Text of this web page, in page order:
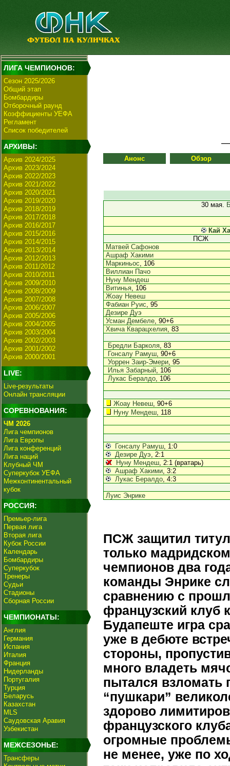
ЛИГА ЧЕМПИОНОВ:
Сезон 2025/2026
Общий этап
Бомбардиры
Отборочный раунд
Коэффициенты УЕФА
Регламент
Список победителей
АРХИВЫ:
Архив 2024/2025
Архив 2023/2024
Архив 2022/2023
Архив 2021/2022
Архив 2020/2021
Архив 2019/2020
Архив 2018/2019
Архив 2017/2018
Архив 2016/2017
Архив 2015/2016
Архив 2014/2015
Архив 2013/2014
Архив 2012/2013
Архив 2011/2012
Архив 2010/2011
Архив 2009/2010
Архив 2008/2009
Архив 2007/2008
Архив 2006/2007
Архив 2005/2006
Архив 2004/2005
Архив 2003/2004
Архив 2002/2003
Архив 2001/2002
Архив 2000/2001
LIVE:
Live-результаты
Онлайн трансляции
СОРЕВНОВАНИЯ:
ЧМ 2026
Лига чемпионов
Лига Европы
Лига конференций
Лига наций
Клубный ЧМ
Суперкубок УЕФА
Межконтинентальный
кубок
РОССИЯ:
Премьер-лига
Первая лига
Вторая лига
Кубок России
Календарь
Бомбардиры
Суперкубок
Тренеры
Судьи
Стадионы
Сборная России
ЧЕМПИОНАТЫ:
Англия
Германия
Испания
Италия
Франция
Нидерланды
Португалия
Турция
Беларусь
Казахстан
MLS
Саудовская Аравия
Узбекистан
МЕЖСЕЗОНЬЕ:
Трансферы
Анонс Обзор
30 мая.
Кай
ПСЖ
Матвей Сафонов
Ашраф Хакими
Маркиньос, 106
Виллиан Пачо
Нуну Мендеш
Витинья, 106
Жоау Невеш
Фабиан Руис, 95
Дезире Дуэ
Усман Дембеле, 90+6
Хвича Кварацхелия, 83
Бредли Барколя, 83
Гонсалу Рамуш, 90+6
Уоррен Заир-Эмери, 95
Илья Забарный, 106
Лукас Бералдо, 106
Жоау Невеш, 90+6
Нуну Мендеш, 118
Гонсалу Рамуш, 1:0
Дезире Дуэ, 2:1
Нуну Мендеш, 2:1 (вратарь)
Ашраф Хакими, 3:2
Лукас Бералдо, 4:3
Луис Энрике
ПСЖ защитил
только
чемпионов два
команды Энрике
сравнению с
французский клуб
Будапеште игра
уже в дебюте
стороны,
много владеть
пытался взломать
“пушкари”
здорово
французского
огромные
не менее, уже по